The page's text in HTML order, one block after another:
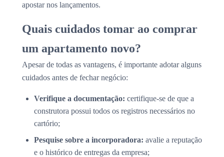
apostar nos lançamentos.
Quais cuidados tomar ao comprar
um apartamento novo?
Apesar de todas as vantagens, é importante adotar alguns
cuidados antes de fechar negócio:
Verifique a documentação: certifique-se de que a
construtora possui todos os registros necessários no
cartório;
Pesquise sobre a incorporadora: avalie a reputação
e o histórico de entregas da empresa;